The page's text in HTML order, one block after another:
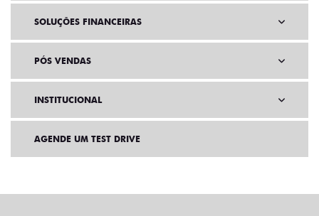
SOLUÇÕES FINANCEIRAS
PÓS VENDAS
INSTITUCIONAL
AGENDE UM TEST DRIVE